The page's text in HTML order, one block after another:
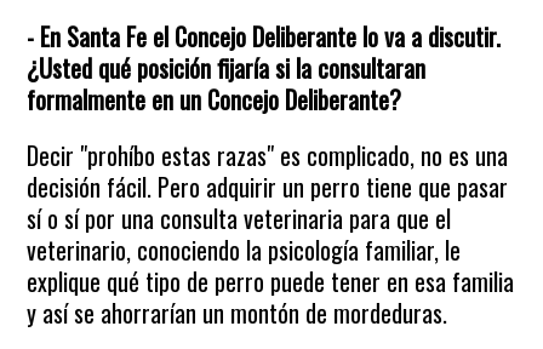
- En Santa Fe el Concejo Deliberante lo va a discutir.
¿Usted qué posición fijaría si la consultaran
formalmente en un Concejo Deliberante?
Decir "prohíbo estas razas" es complicado, no es una
decisión fácil. Pero adquirir un perro tiene que pasar
sí o sí por una consulta veterinaria para que el
veterinario, conociendo la psicología familiar, le
explique qué tipo de perro puede tener en esa familia
y así se ahorrarían un montón de mordeduras.